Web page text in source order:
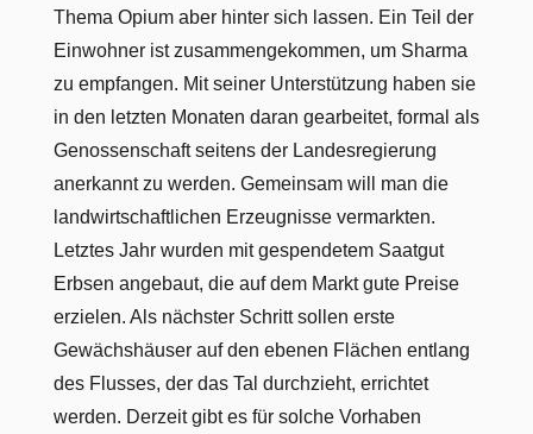
Thema Opium aber hinter sich lassen. Ein Teil der
Einwohner ist zusammengekommen, um Sharma
zu empfangen. Mit seiner Unterstützung haben sie
in den letzten Monaten daran gearbeitet, formal als
Genossenschaft seitens der Landesregierung
anerkannt zu werden. Gemeinsam will man die
landwirtschaftlichen Erzeugnisse vermarkten.
Letztes Jahr wurden mit gespendetem Saatgut
Erbsen angebaut, die auf dem Markt gute Preise
erzielen. Als nächster Schritt sollen erste
Gewächshäuser auf den ebenen Flächen entlang
des Flusses, der das Tal durchzieht, errichtet
werden. Derzeit gibt es für solche Vorhaben